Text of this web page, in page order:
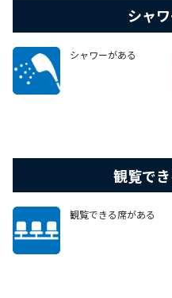
シャ
シャワーがある
観覧で
観覧できる席がある